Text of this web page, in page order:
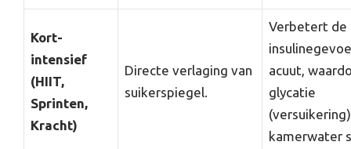
Kort-
intensief
(HIIT,
Sprinten,
Kracht)
Directe verlaging van
suikerspiegel.
Verbetert de
acuut,
glycatie
kamerwater